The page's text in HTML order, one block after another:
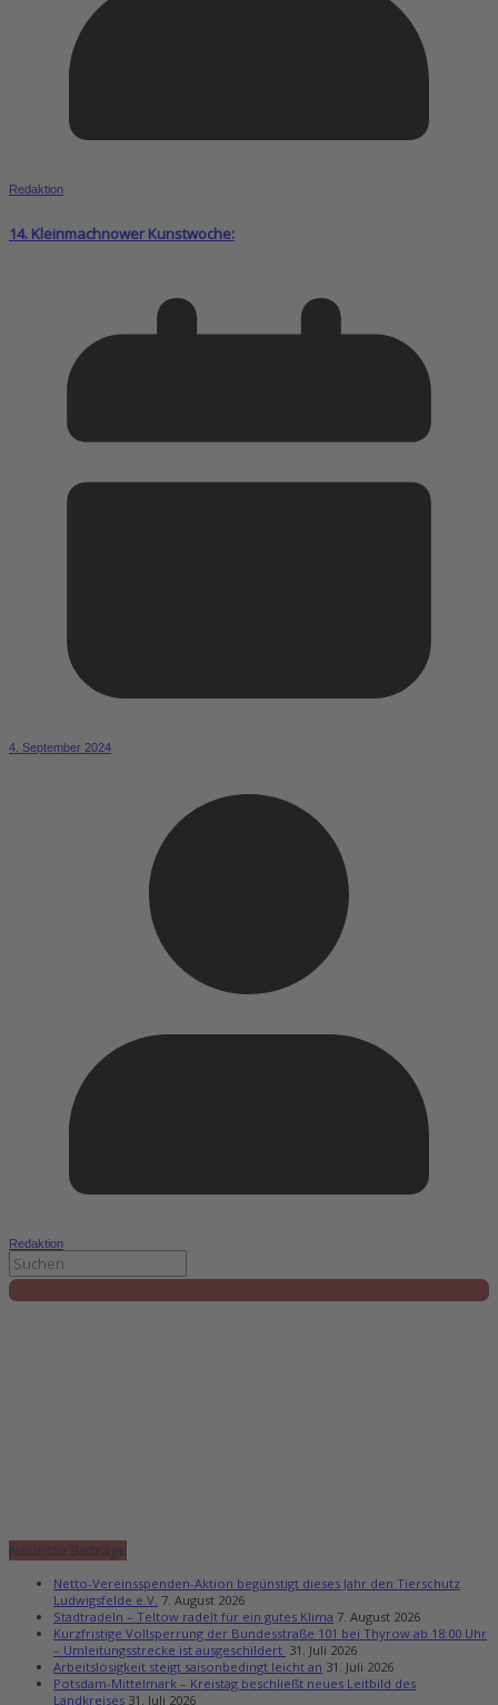
Redaktion
14. Kleinmachnower Kunstwoche:
4. September 2024
Redaktion
Neueste Beiträge
Netto-Vereinsspenden-Aktion begünstigt dieses Jahr den Tierschutz
Ludwigsfelde e.V. 7. August 2026
Stadtradeln – Teltow radelt für ein gutes Klima 7. August 2026
Kurzfristige Vollsperrung der Bundesstraße 101 bei Thyrow ab 18:00 Uhr
– Umleitungsstrecke ist ausgeschildert 31. Juli 2026
Arbeitslosigkeit steigt saisonbedingt leicht an 31. Juli 2026
Potsdam-Mittelmark – Kreistag beschließt neues Leitbild des
Landkreises 31. Juli 2026